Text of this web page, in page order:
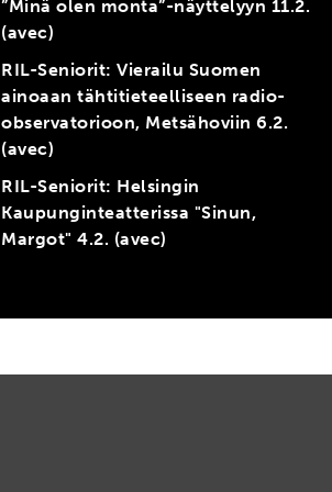
”Minä olen monta”-näyttelyyn 11.2.
(avec)
RIL-Seniorit: Vierailu Suomen
ainoaan tähtitieteelliseen radio-
observatorioon, Metsähoviin 6.2.
(avec)
RIL-Seniorit: Helsingin
Kaupunginteatterissa "Sinun,
Margot" 4.2. (avec)